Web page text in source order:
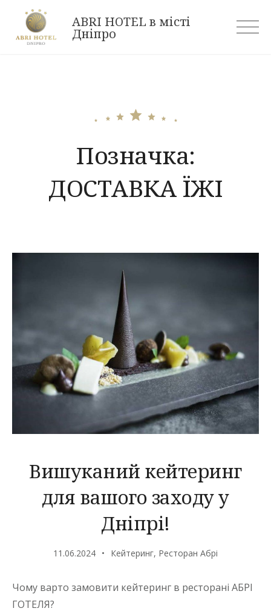
content
ABRI HOTEL в місті
Дніпро
Позначка:
ДОСТАВКА ЇЖІ
Вишуканий кейтеринг
для вашого заходу у
Дніпрі!
11.06.2024 Кейтеринг, Ресторан Абрі
Чому варто замовити кейтеринг в ресторані АБРІ
ГОТЕЛЯ?